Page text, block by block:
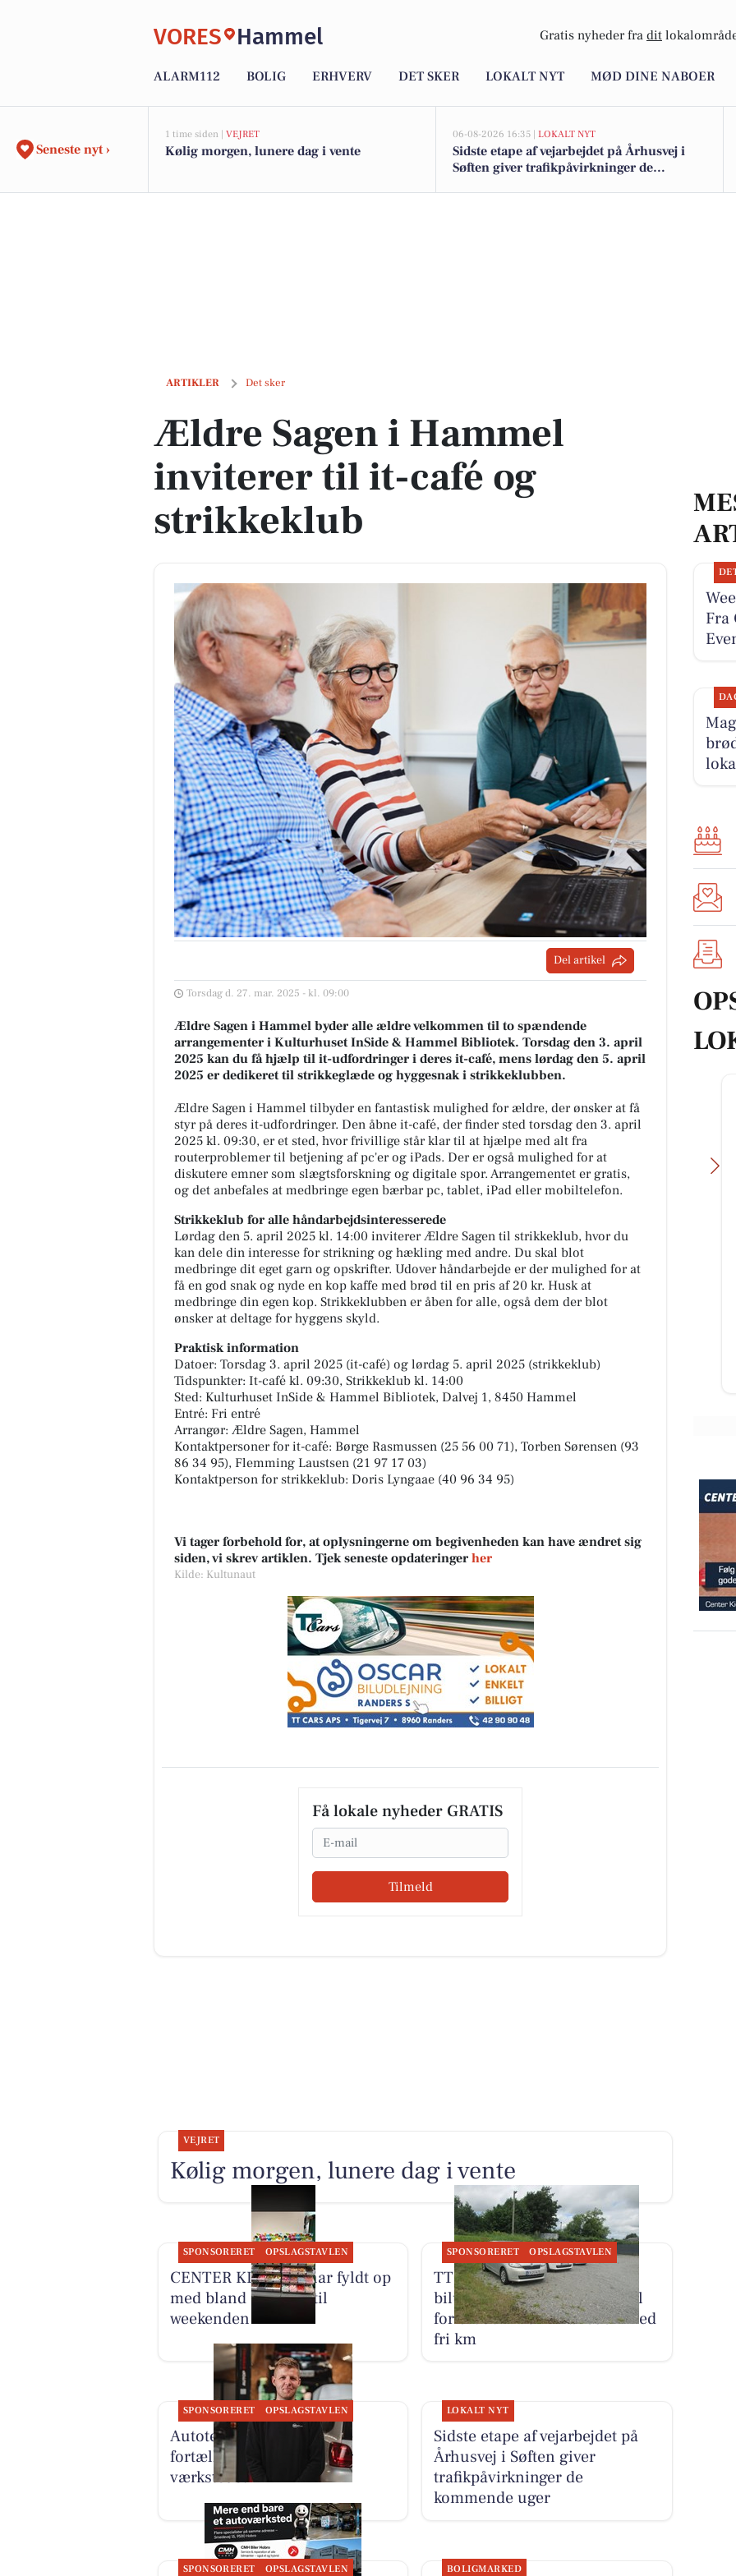
VORES Hammel Gratis nyheder fra dit
ALARM112 BOLIG ERHVERV DET SKER LOKALT NYT MØD DINE NABOER
Seneste nyt ›
1 time siden | VEJRET
Kølig morgen, lunere dag i vente
06-08-2026 16:35 | LOKALT NYT
Sidste etape af vejarbejdet på Århusvej i
Søften giver trafikpåvirkninger de
ARTIKLER Det sker
Ældre Sagen i Hammel inviterer til it-café og strikkeklub
Ældre Sagen i Hammel
inviterer til it-café og
strikkeklub
Del artikel
Torsdag d. 27. mar. 2025 - kl. 09:00
Ældre Sagen i Hammel byder alle ældre velkommen til to spændende
arrangementer i Kulturhuset InSide & Hammel Bibliotek. Torsdag den 3. april
2025 kan du få hjælp til it-udfordringer i deres it-café, mens lørdag den 5. april
2025 er dedikeret til strikkeglæde og hyggesnak i strikkeklubben.
Ældre Sagen i Hammel tilbyder en fantastisk mulighed for ældre, der ønsker at få
styr på deres it-udfordringer. Den åbne it-café, der finder sted torsdag den 3. april
2025 kl. 09:30, er et sted, hvor frivillige står klar til at hjælpe med alt fra
routerproblemer til betjening af pc'er og iPads. Der er også mulighed for at
diskutere emner som slægtsforskning og digitale spor. Arrangementet er gratis,
og det anbefales at medbringe egen bærbar pc, tablet, iPad eller mobiltelefon.
Strikkeklub for alle håndarbejdsinteresserede
Lørdag den 5. april 2025 kl. 14:00 inviterer Ældre Sagen til strikkeklub, hvor du
kan dele din interesse for strikning og hækling med andre. Du skal blot
medbringe dit eget garn og opskrifter. Udover håndarbejde er der mulighed for at
få en god snak og nyde en kop kaffe med brød til en pris af 20 kr. Husk at
medbringe din egen kop. Strikkeklubben er åben for alle, også dem der blot
ønsker at deltage for hyggens skyld.
Praktisk information
Datoer: Torsdag 3. april 2025 (it-café) og lørdag 5. april 2025 (strikkeklub)
Tidspunkter: It-café kl. 09:30, Strikkeklub kl. 14:00
Sted: Kulturhuset InSide & Hammel Bibliotek, Dalvej 1, 8450 Hammel
Entré: Fri entré
Arrangør: Ældre Sagen, Hammel
Kontaktpersoner for it-café: Børge Rasmussen (25 56 00 71), Torben Sørensen (93
86 34 95), Flemming Laustsen (21 97 17 03)
Kontaktperson for strikkeklub: Doris Lyngaae (40 96 34 95)
Vi tager forbehold for, at oplysningerne om begivenheden kan have ændret sig
siden, vi skrev artiklen. Tjek seneste opdateringer her
Kilde: Kultunaut
Få lokale nyheder GRATIS
Email
Tilmeld
Fra
TT CARS ApS
Vi forstår godt hvorfor du ikke kan
fjerne blikket fra denne Mitsubishi
Space Star 😍 Det kan vi heller
Åbn opslaget
Oscar Biludlejning
Vi forstår godt hvorfor du ikke kan
fjerne blikket fra denne Mitsubishi
Åbn opslaget
VEJRET
Kølig morgen, lunere dag i vente
SPONSORERET OPSLAGSTAVLEN
CENTER KIOSKEN har fyldt op
med bland selv slik til
weekenden
SPONSORERET OPSLAGSTAVLEN
TT CARS ApS tilbyder
biludlejning af lille personbil
for 3.000 kr. om måneden med
fri km
SPONSORERET OPSLAGSTAVLEN
Autotekniker Kim Skytthe
fortæller om manden bag
værkstedet
LOKALT NYT
Sidste etape af vejarbejdet på
Århusvej i Søften giver
trafikpåvirkninger de
kommende uger
SPONSORERET OPSLAGSTAVLEN BOLIGMARKED